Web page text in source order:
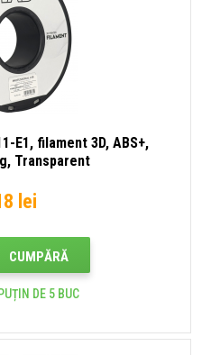
E1, filament 3D, ABS+,
Transparent
lei
CUMPĂRĂ
DE 5 BUC